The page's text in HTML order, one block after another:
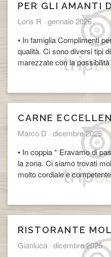
PER GLI AMANTI
Loris R · gennaio 2026
• In famiglia Complimenti
qualità. Ci sono diversi tipi
marezzate con la
CARNE
Marco D · dicembre 2025
• In coppia * Eravamo di
la zona. Ci siamo trovati
molto cordiale e
RISTORANTE
Gianluca · dicembre 2025